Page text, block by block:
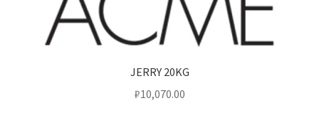
JERRY 20KG
₽10,070.00